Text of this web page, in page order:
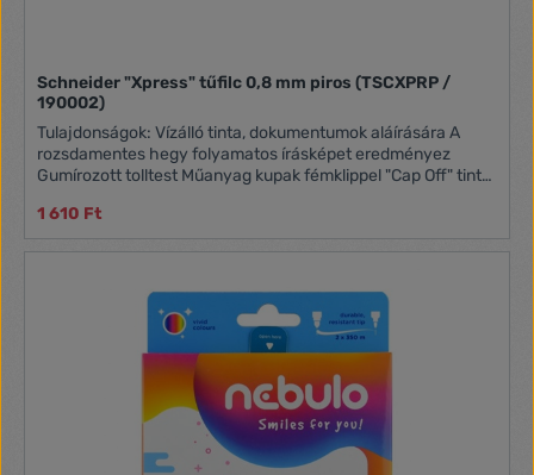
Schneider "Xpress" tűfilc 0,8 mm piros (TSCXPRP /
190002)
Tulajdonságok: Vízálló tinta, dokumentumok aláírására A
rozsdamentes hegy folyamatos írásképet eredményez
Gumírozott tolltest Műanyag kupak fémklippel "Cap Off" tinta:
mm Tinta színe: piros és árnyalatai
1 610 Ft